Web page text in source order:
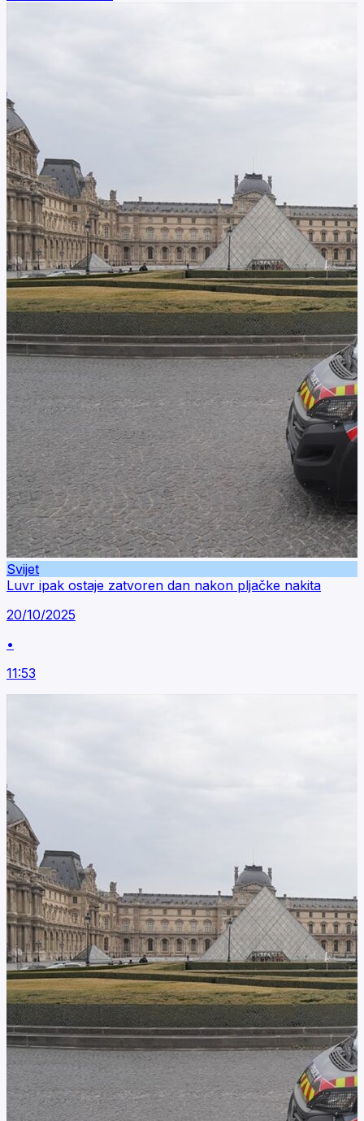
Svijet
Luvr ipak ostaje zatvoren dan nakon pljačke nakita
20/10/2025
•
11:53